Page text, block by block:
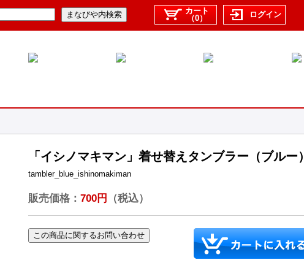
カート
（0）
ログイン
「イシノマキマン」着せ替えタンブラー（ブルー）
tambler_blue_ishinomakiman
販売価格： 700円 （税込）